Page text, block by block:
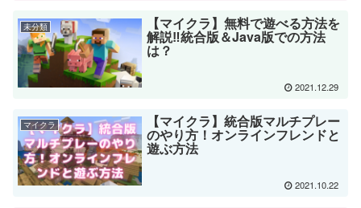
未分類 【マイクラ】無料で遊べる方法を
解説‼統合版＆Java版での方法
は？
2021.12.29
マイクラ 【マイクラ】統合版マルチプレー
のやり方！オンラインフレンドと
遊ぶ方法
2021.10.22